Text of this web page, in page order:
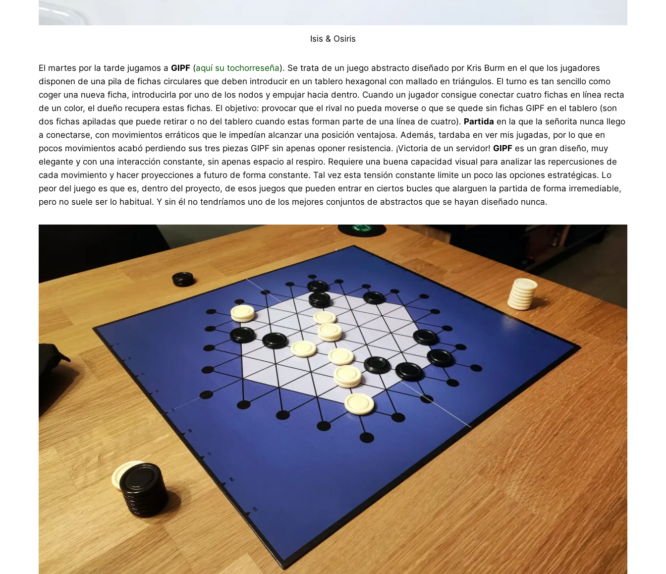
Isis & Osiris
El martes por la tarde jugamos aGIPF (aquí su tochorreseña). Se trata de un juego abstracto diseñado por Kris Burm en el que los jugadores
disponen de una pila de fichas circulares que deben introducir en un tablero hexagonal con mallado en triángulos. El turno es tan sencillo como
coger una nueva ficha, introducirla por uno de los nodos y empujar hacia dentro. Cuando un jugador consigue conectar cuatro fichas en línea recta
de un color, el dueño recupera estas fichas. El objetivo: provocar que el rival no pueda moverse o que se quede sin fichas GIPF en el tablero (son
dos fichas apiladas que puede retirar o no del tablero cuando estas forman parte de una línea de cuatro). Partida en la que la señorita nunca llego
a conectarse, con movimientos erráticos que le impedían alcanzar una posición ventajosa. Además, tardaba en ver mis jugadas, por lo que en
pocos movimientos acabó perdiendo sus tres piezas GIPF sin apenas oponer resistencia. ¡Victoria de un servidor!GIPF es un gran diseño, muy
elegante y con una interacción constante, sin apenas espacio al respiro. Requiere una buena capacidad visual para analizar las repercusiones de
cada movimiento y hacer proyecciones a futuro de forma constante. Tal vez esta tensión constante limite un poco las opciones estratégicas. Lo
peor del juego es que es, dentro del proyecto, de esos juegos que pueden entrar en ciertos bucles que alarguen la partida de forma irremediable,
pero no suele ser lo habitual. Y sin él no tendríamos uno de los mejores conjuntos de abstractos que se hayan diseñado nunca.